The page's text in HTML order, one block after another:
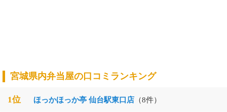
宮城県内弁当屋の口コミランキング
1位 ほっかほっか亭 仙台駅東口店 （8件）